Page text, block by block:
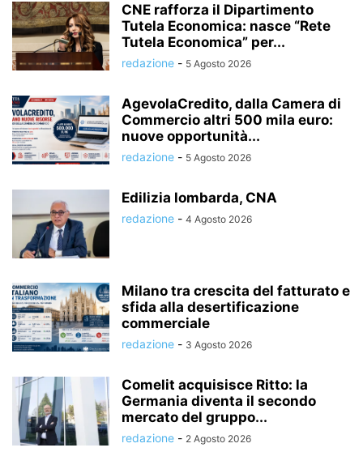
CNE rafforza il Dipartimento
Tutela Economica: nasce “Rete
Tutela Economica” per...
redazione - 5 Agosto 2026
AgevolaCredito, dalla Camera di
Commercio altri 500 mila euro:
nuove opportunità...
redazione - 5 Agosto 2026
Edilizia lombarda, CNA
redazione - 4 Agosto 2026
Milano tra crescita del fatturato e
sfida alla desertificazione
commerciale
redazione - 3 Agosto 2026
Comelit acquisisce Ritto: la
Germania diventa il secondo
mercato del gruppo...
redazione - 2 Agosto 2026